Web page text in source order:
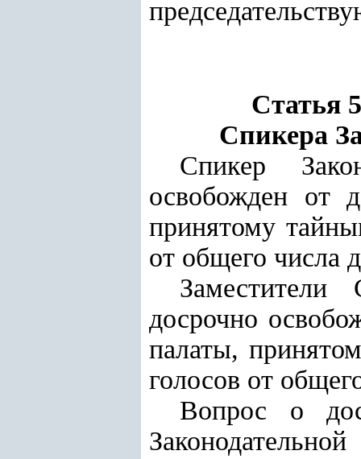
Статья
Спикера
Спикер
освобожден от
принятому
от общего числа
Заместители
досрочно
палаты,
голосов от
Вопрос о